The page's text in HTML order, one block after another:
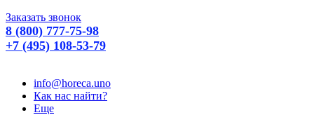
Заказать звонок
8 (800) 777-75-98
+7 (495) 108-53-79
info@horeca.uno
Как нас найти?
Еще